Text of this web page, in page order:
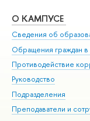
О КАМПУСЕ
Сведения об
Обращения граждан
Противодействие
Руководство
Подразделения
Преподаватели и